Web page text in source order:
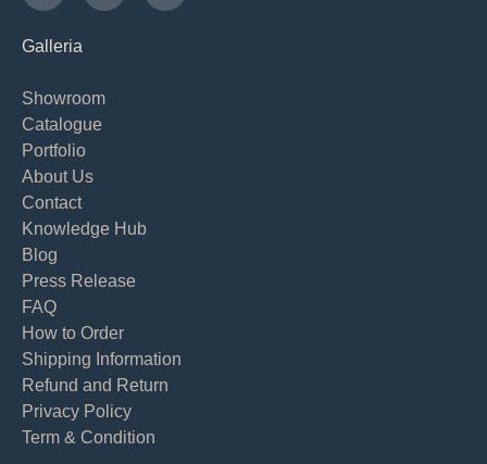
Galleria
Showroom
Catalogue
Portfolio
About Us
Contact
Knowledge Hub
Blog
Press Release
FAQ
How to Order
Shipping Information
Refund and Return
Privacy Policy
Term & Condition